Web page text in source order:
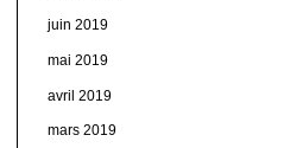
juin 2019
mai 2019
avril 2019
mars 2019